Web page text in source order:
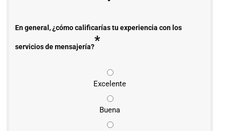
En general, ¿cómo calificarías tu experiencia con los
servicios de mensajería?*
Excelente
Buena